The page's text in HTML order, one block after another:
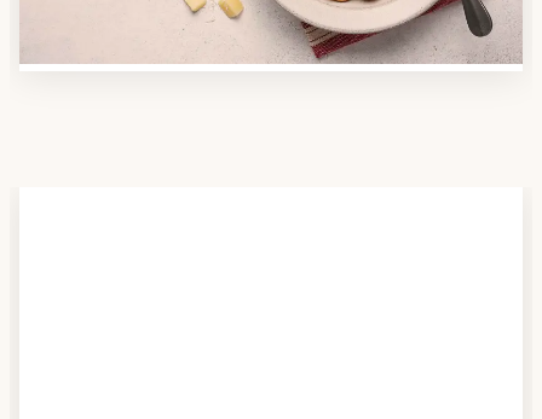
Essen auf Rädern-Kosten.